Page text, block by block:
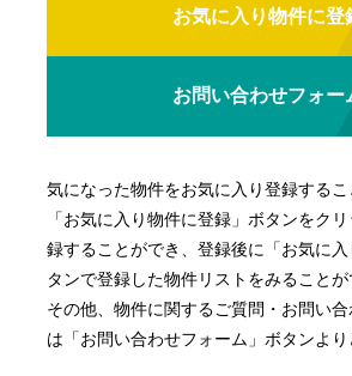
お気に入り物件に登
お問い合わせフォー
気になった物件をお気に入り登録するこ
「お気に入り物件に登録」ボタンをク
録することができ、登録後に「お気に
タンで登録した物件リストをみることが
その他、物件に関するご質問・お問い
は「お問い合わせフォーム」ボタンより